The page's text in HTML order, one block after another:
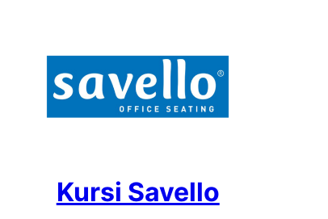
Kursi Savello